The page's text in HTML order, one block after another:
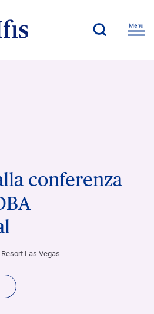
conferenza
Las Vegas